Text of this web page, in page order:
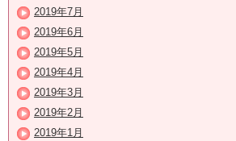
2019年7月
2019年6月
2019年5月
2019年4月
2019年3月
2019年2月
2019年1月